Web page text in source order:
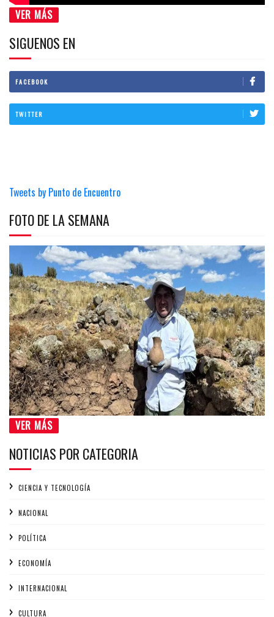
VER MÁS
SIGUENOS EN
FACEBOOK
TWITTER
Tweets by Punto de Encuentro
FOTO DE LA SEMANA
VER MÁS
NOTICIAS POR CATEGORIA
CIENCIA Y TECNOLOGÍA
NACIONAL
POLÍTICA
ECONOMÍA
INTERNACIONAL
CULTURA